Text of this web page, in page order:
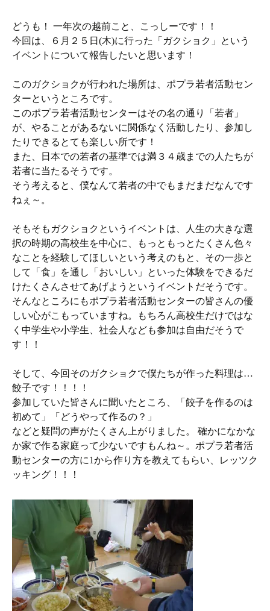
どうも！ 一年次の越前こと、こっしーです！！
今回は、６月２５日(木)に行った「ガクショク」という
イベントについて報告したいと思います！
このガクショクが行われた場所は、ポプラ若者活動セン
ターというところです。
このポプラ若者活動センターはその名の通り「若者」
が、やることがあるないに関係なく活動したり、参加し
たりできるとても楽しい所です！
また、日本での若者の基準では満３４歳までの人たちが
若者に当たるそうです。
そう考えると、僕なんて若者の中でもまだまだなんです
ねぇ～。
そもそもガクショクというイベントは、人生の大きな選
択の時期の高校生を中心に、もっともっとたくさん色々
なことを経験してほしいという考えのもと、その一歩と
して「食」を通し「おいしい」といった体験をできるだ
けたくさんさせてあげようというイベントだそうです。
そんなところにもポプラ若者活動センターの皆さんの優
しい心がこもっていますね。もちろん高校生だけではな
く中学生や小学生、社会人なども参加は自由だそうで
す！！
そして、今回そのガクショクで僕たちが作った料理は…
餃子です！！！！
参加していた皆さんに聞いたところ、「餃子を作るのは
初めて」「どうやって作るの？」
などと疑問の声がたくさん上がりました。 確かになかな
か家で作る家庭って少ないですもんね～。ポプラ若者活
動センターの方に1から作り方を教えてもらい、レッツク
ッキング！！！